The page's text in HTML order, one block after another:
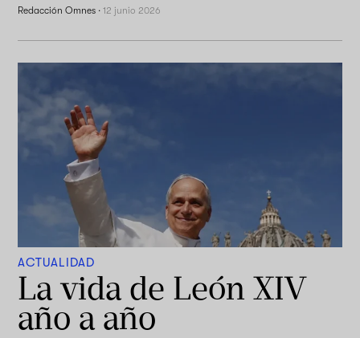
Redacción Omnes ·12 junio 2026
ACTUALIDAD
La vida de León XIV
año a año